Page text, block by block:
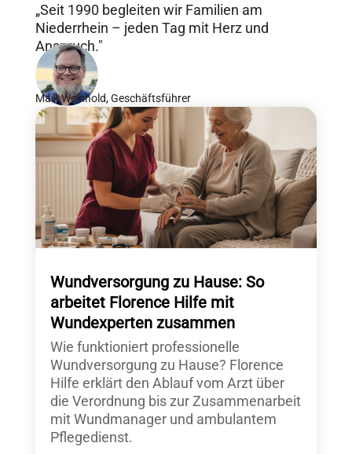
„Seit 1990 begleiten wir Familien am
Niederrhein – jeden Tag mit Herz und
Anspruch."
Maik Weinhold, Geschäftsführer
Wundversorgung zu Hause: So
arbeitet Florence Hilfe mit
Wundexperten zusammen
Wie funktioniert professionelle
Wundversorgung zu Hause? Florence
Hilfe erklärt den Ablauf vom Arzt über
die Verordnung bis zur Zusammenarbeit
mit Wundmanager und ambulantem
Pflegedienst.